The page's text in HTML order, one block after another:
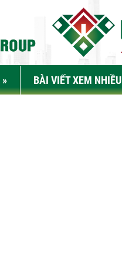
» BÀI VIẾT XEM NHIỀU